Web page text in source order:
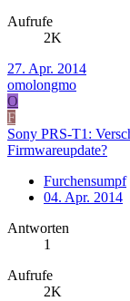
Aufrufe
2K
27. Apr. 2014
omolongmo
O
F
Sony PRS-T1:
Firmwareupdate?
Furchensumpf
04. Apr. 2014
Antworten
1
Aufrufe
2K